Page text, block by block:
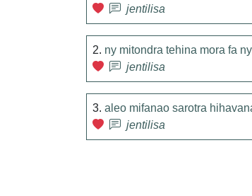
jentilisa
2. ny mitondra tehina mora fa
jentilisa
3. aleo mifanao sarotra
jentilisa